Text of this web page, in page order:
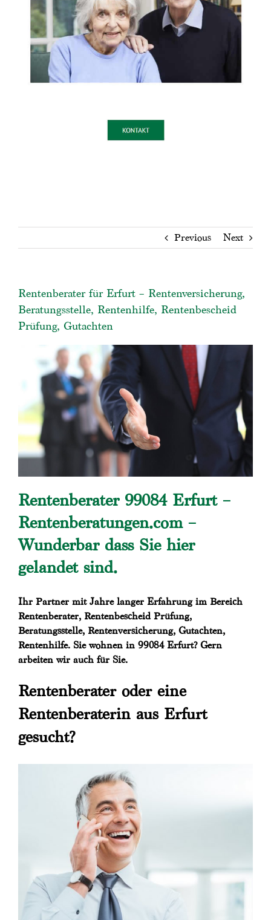
Previous Next
Rentenberater für Erfurt – Rentenversicherung,
Beratungsstelle, Rentenhilfe, Rentenbescheid
Prüfung, Gutachten
Rentenberater 99084 Erfurt –
Rentenberatungen.com –
Wunderbar dass Sie hier
gelandet sind.
Ihr Partner mit Jahre langer Erfahrung im Bereich
Rentenberater, Rentenbescheid Prüfung,
Beratungsstelle, Rentenversicherung, Gutachten,
Rentenhilfe. Sie wohnen in 99084 Erfurt? Gern
arbeiten wir auch für Sie.
Rentenberater oder eine
Rentenberaterin aus Erfurt
gesucht?